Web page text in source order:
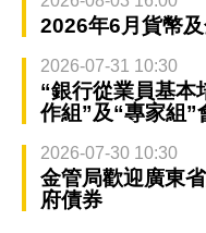
2026年6月貨幣
2026-07-31 10:30
“銀行從業員基本
作組”及“專家組”
2026-07-30 10:30
金管局歡迎廣東
府債券